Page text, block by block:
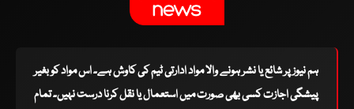
ہم نیوز پر شائع یا نشر ہونے والا مواد ادارتی ٹیم کی کاوش ہے۔ اس مواد کو بغیر
پیشگی اجازت کسی بھی صورت میں استعمال یا نقل کرنا درست نہیں۔ تمام